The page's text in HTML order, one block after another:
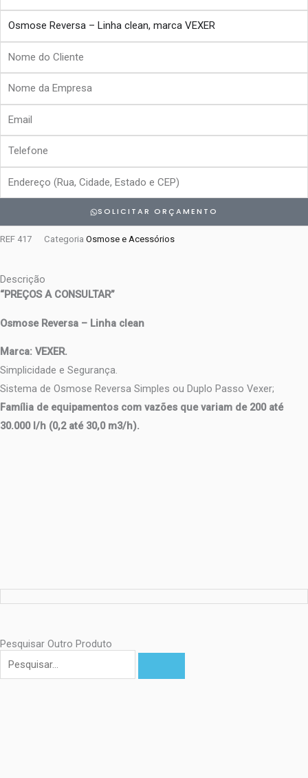
produto
Nome
Cliente
Nome
Empresa
Email
Telefone
Endereço
SOLICITAR ORÇAMENTO
REF 417 Categoria Osmose e Acessórios
Descrição
“PREÇOS A CONSULTAR”
Osmose Reversa – Linha clean
Marca: VEXER.
Simplicidade e Segurança.
Sistema de Osmose Reversa Simples ou Duplo Passo Vexer;
Família de equipamentos com vazões que variam de 200 até
30.000 l/h (0,2 até 30,0 m3/h).
Pesquisar Outro Produto
Pesquisar